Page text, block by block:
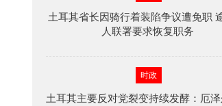
土耳其省长因骑行着装陷争议遭免职
人联署要求恢复职务
时政
土耳其主要反对党裂变持续发酵：厄